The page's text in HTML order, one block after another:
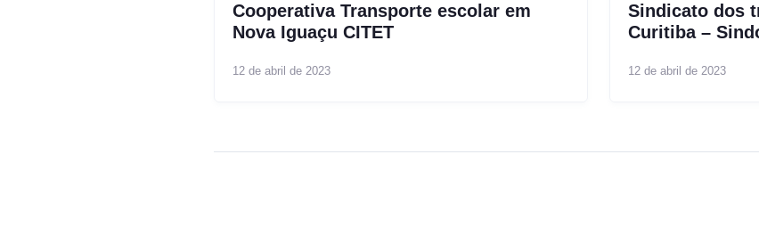
Cooperativa Transporte escolar em
Nova Iguaçu CITET
12 de abril de 2023
Sindicato dos
Curitiba –
12 de abril de 2023